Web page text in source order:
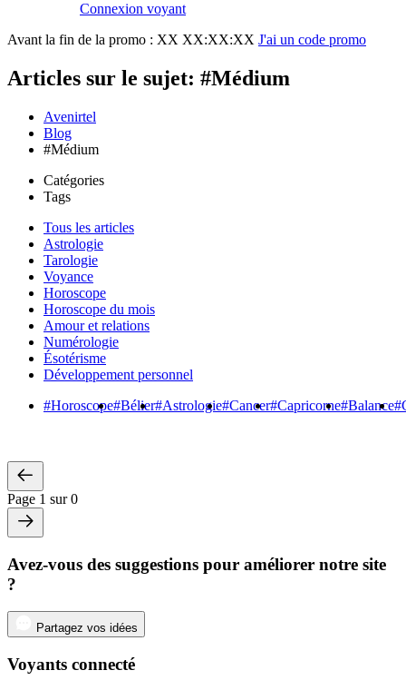
Connexion voyant
Avant la fin de la promo : XX XX:XX:XX J'ai un code promo
Articles sur le sujet: #Médium
Avenirtel
Blog
#Médium
Catégories
Tags
Tous les articles
Astrologie
Tarologie
Voyance
Horoscope
Horoscope du mois
Amour et relations
Numérologie
Ésotérisme
Développement personnel
#Horoscope#Bélier#Astrologie#Cancer#Capricorne#Balance
Page 1 sur 0
Avez-vous des suggestions pour améliorer notre site
?
Partagez vos idées
Voyants connecté